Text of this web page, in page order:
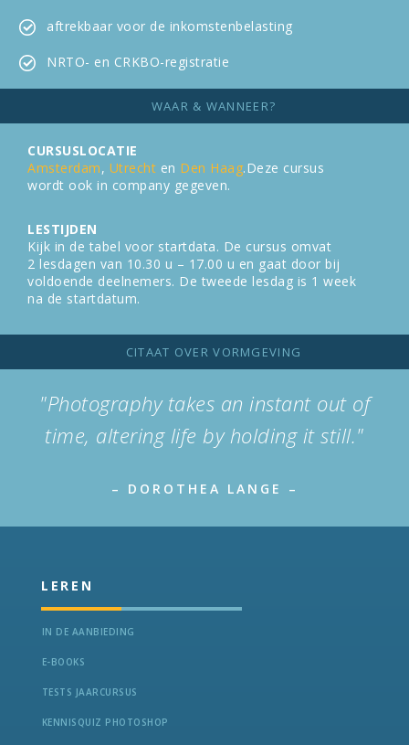
aftrekbaar voor de inkomsten­belasting
NRTO- en CRKBO-registratie
WAAR & WANNEER?
CURSUSLOCATIE
Amsterdam, Utrecht en Den Haag.Deze cursus
wordt ook in company gegeven.
LESTIJDEN
Kijk in de tabel voor startdata. De cursus omvat
2 lesdagen van 10.30 u – 17.00 u en gaat door bij
voldoende deelnemers. De tweede lesdag is 1 week
na de startdatum.
CITAAT OVER VORMGEVING
"Photography takes an instant out of
time, altering life by holding it still."
– DOROTHEA LANGE –
LEREN
IN DE AANBIEDING
E-BOOKS
TESTS JAARCURSUS
KENNISQUIZ PHOTOSHOP